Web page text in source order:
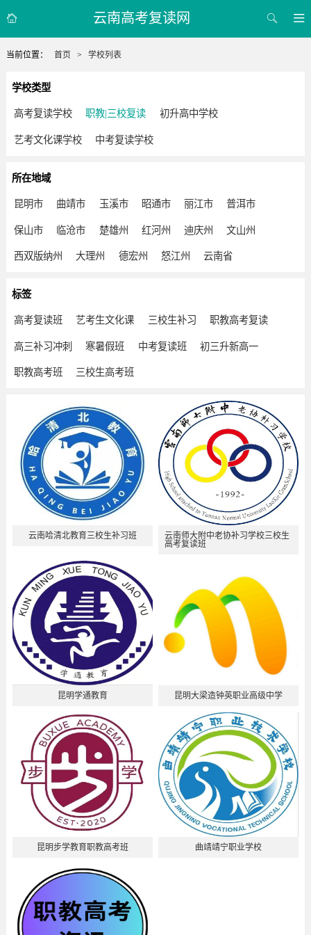
 云南高考复读网  
当前位置： 首页 > 学校列表
学校类型
高考复读学校 职教|三校复读 初升高中学校
艺考文化课学校 中考复读学校
所在地域
昆明市 曲靖市 玉溪市 昭通市 丽江市 普洱市
保山市 临沧市 楚雄州 红河州 迪庆州 文山州
西双版纳州 大理州 德宏州 怒江州 云南省
标签
高考复读班 艺考生文化课 三校生补习 职教高考复读
高三补习冲刺 寒暑假班 中考复读班 初三升新高一
职教高考班 三校生高考班
云南哈清北教育三校生补习班
云南师大附中老协补习学校三校生
高考复读班
昆明学通教育 昆明大梁造钟英职业高级中学
昆明步学教育职教高考班 曲靖靖宁职业学校